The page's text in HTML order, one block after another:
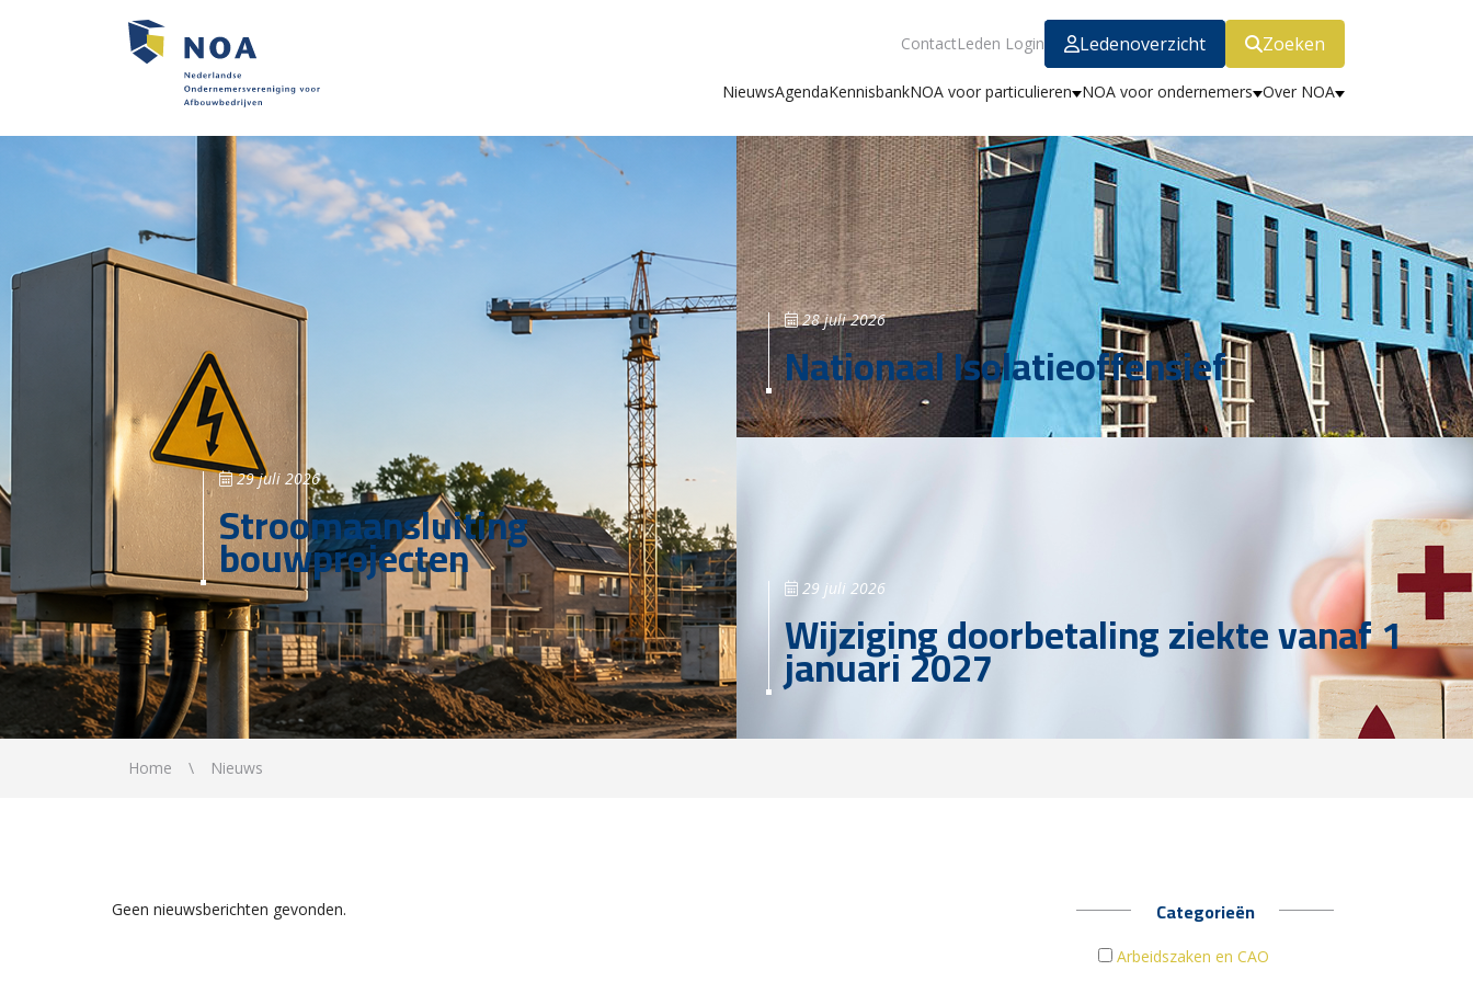
ContactLeden Login Ledenoverzicht Zoeken
NieuwsAgendaKennisbankNOA voor particulieren NOA voor ondernemers Over NOA
29 juli 2026
Stroomaansluiting
bouwprojecten
28 juli 2026
Nationaal Isolatieoffensief
29 juli 2026
Wijziging doorbetaling ziekte vanaf 1
januari 2027
Home Nieuws
Geen nieuwsberichten gevonden. Categorieën
Arbeidszaken en CAO